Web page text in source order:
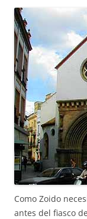
Como Zoido
antes del fiasco